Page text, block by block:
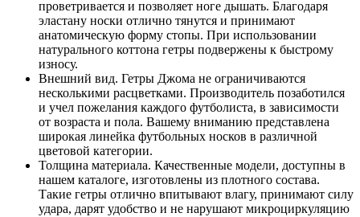
проветривается и позволяет ноге дышать. Благодаря
эластану носки отлично тянутся и принимают
анатомическую форму стопы. При использовании
натурального коттона гетры подвержены к быстрому
износу.
Внешний вид. Гетры Джома не ограничиваются
несколькими расцветками. Производитель позаботился
и учел пожелания каждого футболиста, в зависимости
от возраста и пола. Вашему вниманию представлена
широкая линейка футбольных носков в различной
цветовой категории.
Толщина материала. Качественные модели, доступны в
нашем каталоге, изготовлены из плотного состава.
Такие гетры отлично впитывают влагу, принимают силу
удара, дарят удобство и не нарушают микроциркуляцию